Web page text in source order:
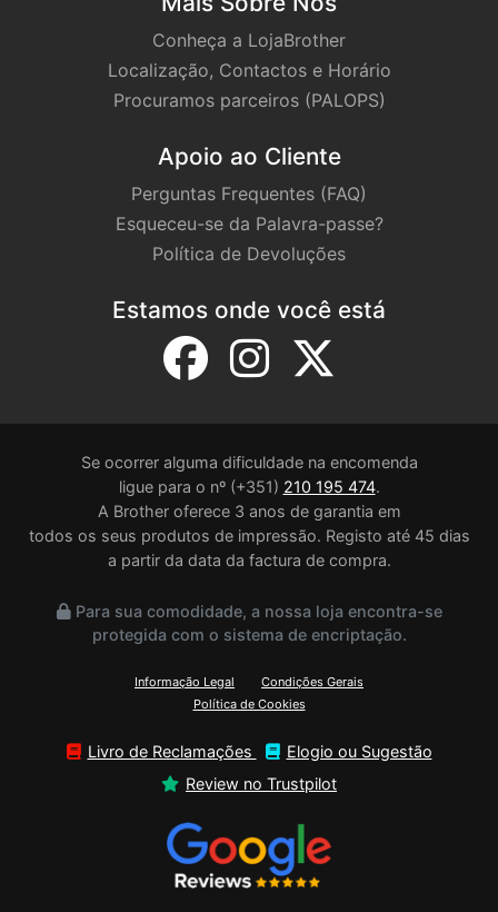
Conheça a LojaBrother
Localização, Contactos e Horário
Procuramos parceiros (PALOPS)
Apoio ao Cliente
Perguntas Frequentes (FAQ)
Esqueceu-se da Palavra-passe?
Política de Devoluções
Estamos onde você está
Se ocorrer alguma dificuldade na encomenda
ligue para o nº (+351) 210 195 474.
A Brother oferece 3 anos de garantia em
todos os seus produtos de impressão. Registo até 45 dias
a partir da data da factura de compra.
Para sua comodidade, a nossa loja encontra-se
protegida com o sistema de encriptação.
Informação Legal
Condições Gerais
Política de Cookies
Livro de Reclamações
Elogio ou Sugestão
Review no Trustpilot